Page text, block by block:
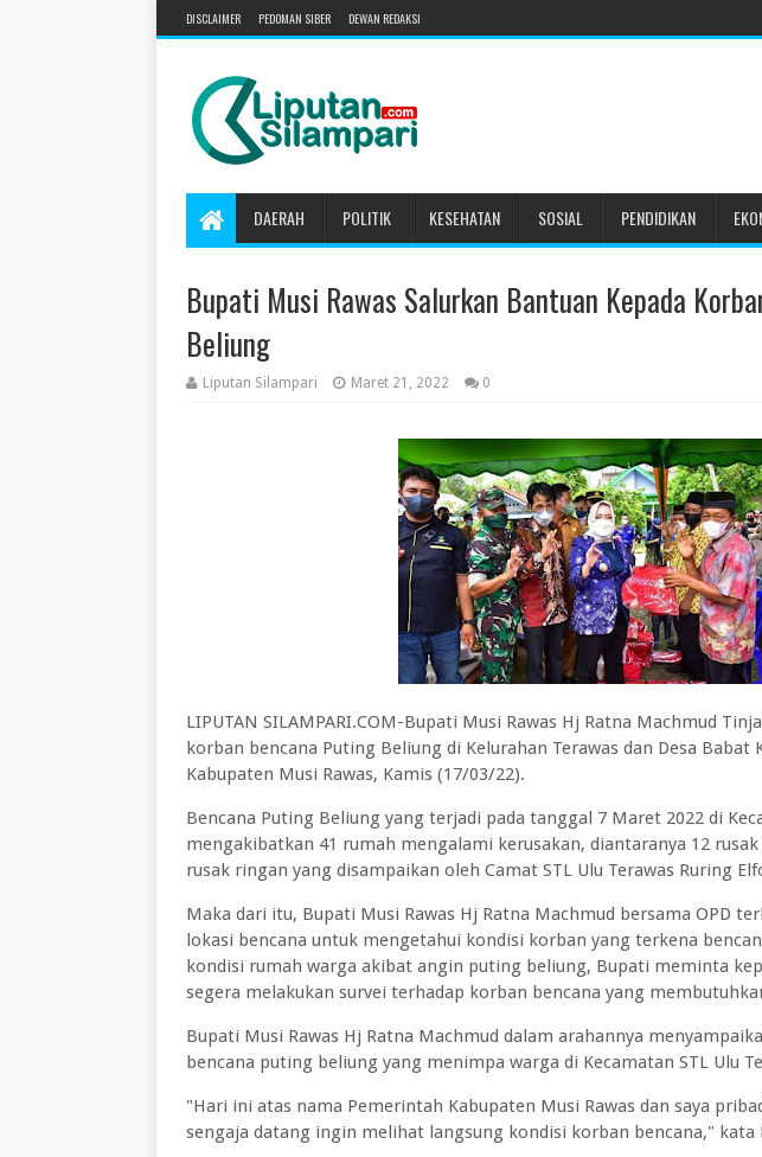
DISCLAIMER PEDOMAN SIBER DEWAN REDAKSI
DAERAH POLITIK KESEHATAN SOSIAL PENDIDIKAN
Bupati Musi Rawas Salurkan Bantuan Kepada
Beliung
Liputan Silampari Maret 21, 2022 0
LIPUTAN SILAMPARI.COM-Bupati Musi Rawas Hj Ratna Machmud
korban bencana Puting Beliung di Kelurahan Terawas dan Desa Babat
Kabupaten Musi Rawas, Kamis (17/03/22).
Bencana Puting Beliung yang terjadi pada tanggal 7 Maret 2022 di
mengakibatkan 41 rumah mengalami kerusakan, diantaranya 12
rusak ringan yang disampaikan oleh Camat STL Ulu Terawas Ruring
Maka dari itu, Bupati Musi Rawas Hj Ratna Machmud bersama OPD
lokasi bencana untuk mengetahui kondisi korban yang terkena
kondisi rumah warga akibat angin puting beliung, Bupati meminta
segera melakukan survei terhadap korban bencana yang
Bupati Musi Rawas Hj Ratna Machmud dalam arahannya
bencana puting beliung yang menimpa warga di Kecamatan STL Ulu
"Hari ini atas nama Pemerintah Kabupaten Musi Rawas dan saya
sengaja datang ingin melihat langsung kondisi korban bencana," kata